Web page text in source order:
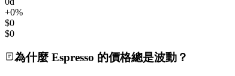
+0%
$0
$0
為什麼 Espresso 的價格總是波動？